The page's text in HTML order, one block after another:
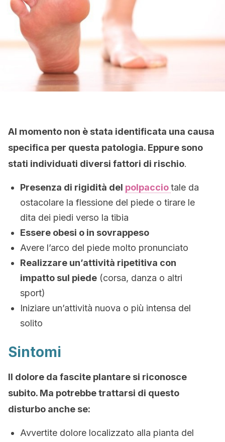
Al momento non è stata identificata una causa
specifica per questa patologia. Eppure sono
stati individuati diversi fattori di rischio.
Presenza di rigidità del polpacciotale da
ostacolare la flessione del piede o tirare le
dita dei piedi verso la tibia
Essere obesi o in sovrappeso
Avere l’arco del piede molto pronunciato
Realizzare un’attività ripetitiva con
impatto sul piede (corsa, danza o altri
sport)
Iniziare un’attività nuova o più intensa del
solito
Sintomi
Il dolore da fascite plantare si riconosce
subito. Ma potrebbe trattarsi di questo
disturbo anche se:
Avvertite dolore localizzato alla pianta del